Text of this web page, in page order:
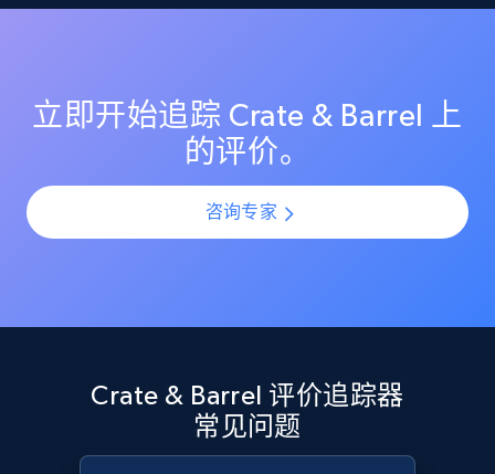
URL, Product id, Listing inventory id, Title, Rating,
1.9K+ 323+ 立即开始
Etsy - Collect data on products using
1.9K+ 323+ 立即开始
评分突然下滑，并通过提前介入防止声誉受损。
利用 AI 驱动的情绪分析，理解所有 Crate & Barrel 评价中
立即开始追踪 Crate & Barrel 上
的评价。
咨询专家
Crate & Barrel 评价追踪器
常见问题